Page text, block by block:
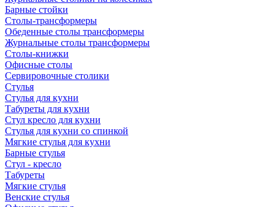
Барные стойки
Столы-трансформеры
Обеденные столы трансформеры
Журнальные столы трансформеры
Столы-книжки
Офисные столы
Сервировочные столики
Стулья
Стулья для кухни
Табуреты для кухни
Стул кресло для кухни
Стулья для кухни со спинкой
Мягкие стулья для кухни
Барные стулья
Стул - кресло
Табуреты
Мягкие стулья
Венские стулья